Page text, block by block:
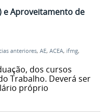
e Aproveitamento de
anteriores, AE, ACEA, ifmg,
dos cursos
Trabalho. Deverá ser
próprio